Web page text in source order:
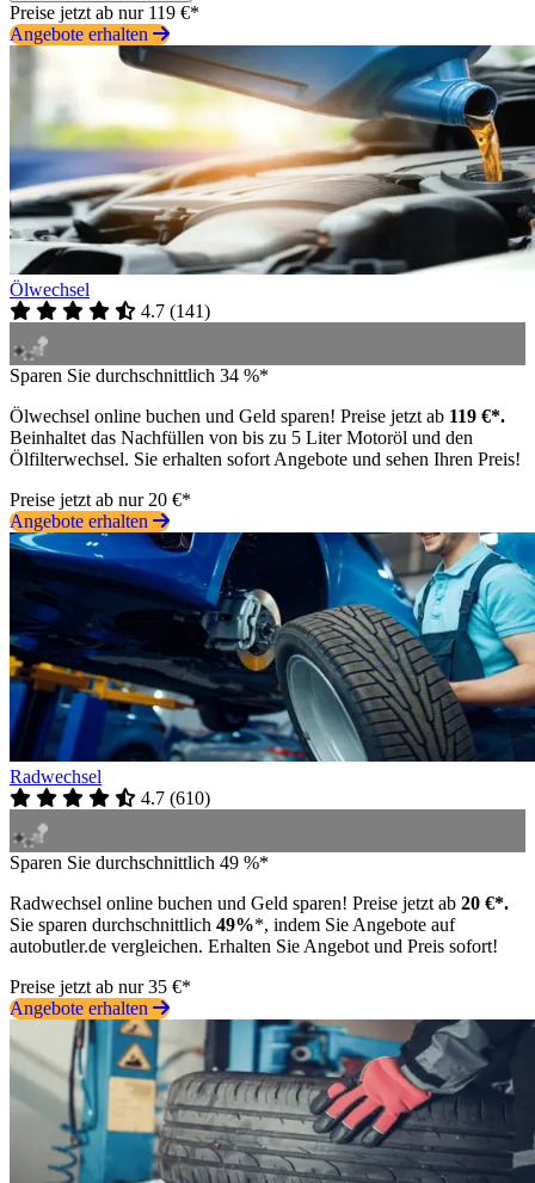
Preise jetzt ab nur 119 €*
Angebote erhalten
Ölwechsel
4.7 (141)
Sparen Sie durchschnittlich 34 %*
Ölwechsel online buchen und Geld sparen! Preise jetzt ab 119 €*.
Beinhaltet das Nachfüllen von bis zu 5 Liter Motoröl und den
Ölfilterwechsel. Sie erhalten sofort Angebote und sehen Ihren Preis!
Preise jetzt ab nur 20 €*
Angebote erhalten
Radwechsel
4.7 (610)
Sparen Sie durchschnittlich 49 %*
Radwechsel online buchen und Geld sparen! Preise jetzt ab 20 €*.
Sie sparen durchschnittlich 49%*, indem Sie Angebote auf
autobutler.de vergleichen. Erhalten Sie Angebot und Preis sofort!
Preise jetzt ab nur 35 €*
Angebote erhalten